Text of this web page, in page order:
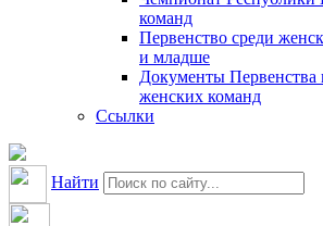
команд
Первенство среди
и младше
Документы Первенства
женских команд
Ссылки
Найти